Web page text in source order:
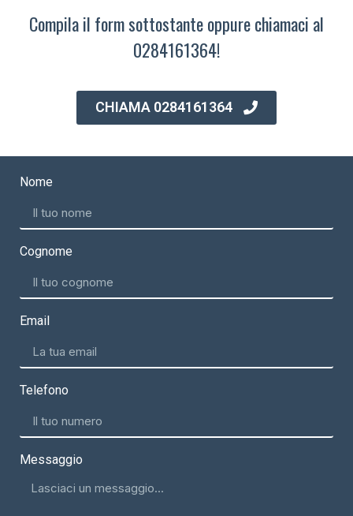
Compila il form sottostante oppure chiamaci al
0284161364!
CHIAMA 0284161364
Nome
Cognome
Email
Telefono
Messaggio